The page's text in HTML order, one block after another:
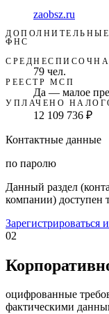
zaobsz.ru
ФНС
79 чел.
РЕЕСТР МСП
Да — малое
УПЛАЧЕНО
12 109 736 ₽
Контактные данные
по паролю
Данный раздел
компании) доступен
Зарегистрироваться
02
оцифрованные
фактическими